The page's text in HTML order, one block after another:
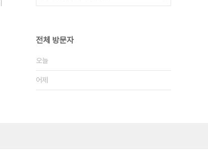
전체 방문자
오늘
어제